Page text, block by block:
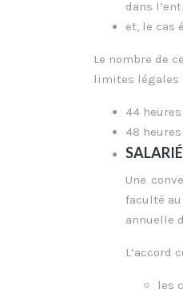
dans
et, le cas
Le nombre de
limites légales
44
48
Une
faculté au
annuelle
L’accord
les